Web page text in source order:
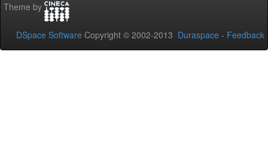
Theme by
DSpace Software Copyright © 2002-2013 Duraspace - Feedback